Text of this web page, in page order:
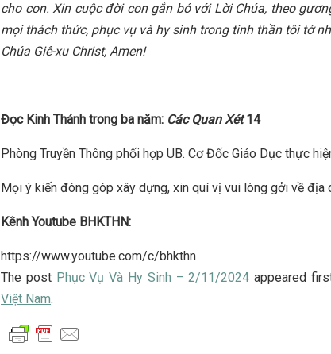
cho con. Xin cuộc đời con gắn bó với Lời Chúa, theo
mọi thách thức, phục vụ và hy sinh trong tinh thần tôi tớ
Chúa Giê-xu Christ, Amen!
Đọc Kinh Thánh trong ba năm: Các Quan Xét14
Phòng Truyền Thông phối hợp UB. Cơ Đốc Giáo Dục thực
Mọi ý kiến đóng góp xây dựng, xin quí vị vui lòng gởi về địa
Kênh Youtube BHKTHN:
https://www.youtube.com/c/bhkthn
The post Phục Vụ Và Hy Sinh – 2/11/2024 appeared
Việt Nam.